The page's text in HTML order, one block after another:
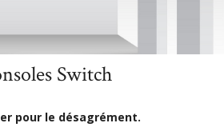
Nintendo Consoles Switch
Switch
pour le désagrément.